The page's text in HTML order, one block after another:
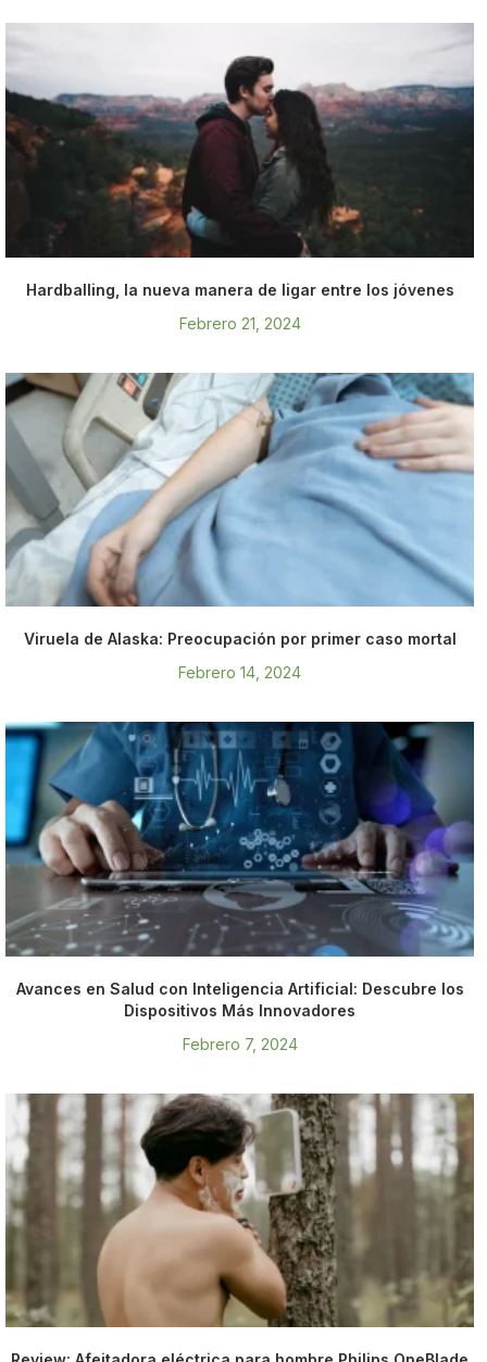
Hardballing, la nueva manera de ligar entre los jóvenes
Febrero 21, 2024
Viruela de Alaska: Preocupación por primer caso mortal
Febrero 14, 2024
Avances en Salud con Inteligencia Artificial: Descubre los
Dispositivos Más Innovadores
Febrero 7, 2024